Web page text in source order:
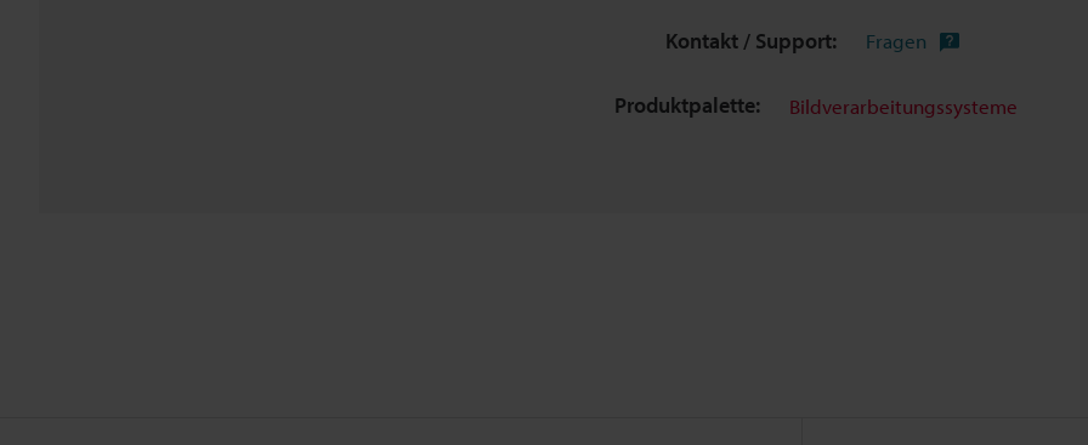
Kontakt / Support: Fragen
Produktpalette: Bildverarbeitungssysteme